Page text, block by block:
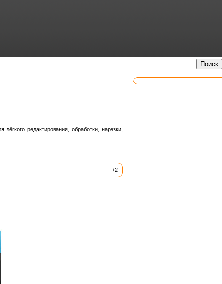
редактирования, обработки, нарезки,
+2